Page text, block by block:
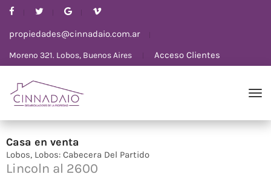
propiedades@cinnadaio.com.ar
Moreno 321. Lobos, Buenos Aires Acceso Clientes
Casa en venta
Lobos Lobos: Cabecera Del Partido
Lincoln al 2600